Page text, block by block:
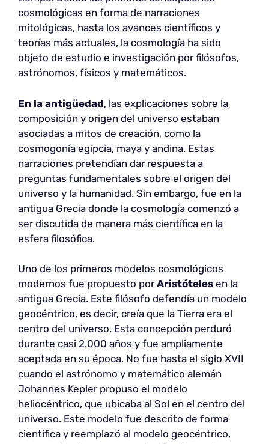
cosmológicas en forma de narraciones
mitológicas, hasta los avances científicos y
teorías más actuales, la cosmología ha sido
objeto de estudio e investigación por filósofos,
astrónomos, físicos y matemáticos.
En la antigüedad, las explicaciones sobre la
composición y origen del universo estaban
asociadas a mitos de creación, como la
cosmogonía egipcia, maya y andina. Estas
narraciones pretendían dar respuesta a
preguntas fundamentales sobre el origen del
universo y la humanidad. Sin embargo, fue en la
antigua Grecia donde la cosmología comenzó a
ser discutida de manera más científica en la
esfera filosófica.
Uno de los primeros modelos cosmológicos
modernos fue propuesto porAristóteles en la
antigua Grecia. Este filósofo defendía un modelo
geocéntrico, es decir, creía que la Tierra era el
centro del universo. Esta concepción perduró
durante casi 2.000 años y fue ampliamente
aceptada en su época. No fue hasta el siglo XVII
cuando el astrónomo y matemático alemán
Johannes Kepler propuso el modelo
heliocéntrico, que ubicaba al Sol en el centro del
universo. Este modelo fue descrito de forma
científica y reemplazó al modelo geocéntrico,